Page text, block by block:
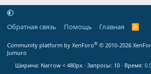
Обратная связь Помощь Главная
R
Community platform by XenForo® © 2010-2026
Jumuro
Ширина
Запросы 10 Время